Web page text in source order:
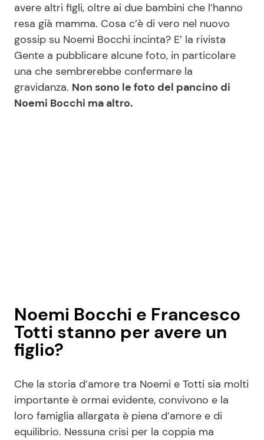
Festività Ricette per Bambini
Seguici
avere altri figli, oltre ai due bambini che l’hanno
resa già mamma. Cosa c’è di vero nel nuovo
gossip su Noemi Bocchi incinta? E’ la rivista
Gente a pubblicare alcune foto, in particolare
una che sembrerebbe confermare la
gravidanza. Non sono le foto del pancino di
Noemi Bocchi ma altro.
Noemi Bocchi e Francesco
Totti stanno per avere un
figlio?
Che la storia d’amore tra Noemi e Totti sia molti
importante è ormai evidente, convivono e la
loro famiglia allargata è piena d’amore e di
equilibrio. Nessuna crisi per la coppia ma